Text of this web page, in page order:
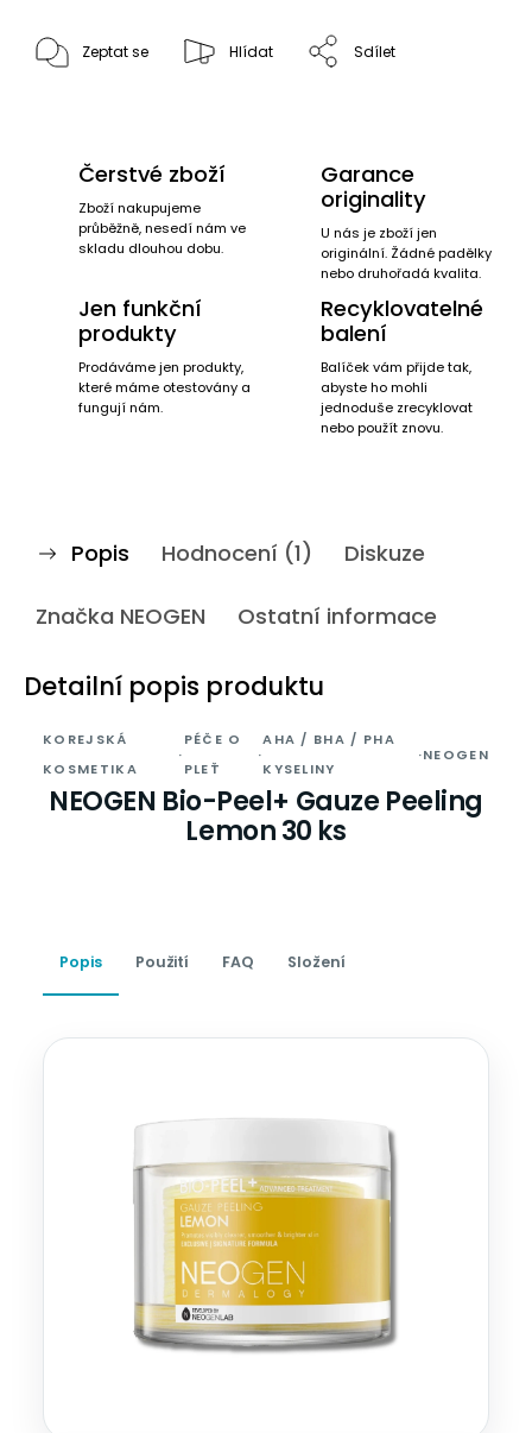
Zeptat se Hlídat Sdílet
Čerstvé zboží
Zboží nakupujeme
průběžně, nesedí nám ve
skladu dlouhou dobu.
Garance
originality
U nás je zboží jen
originální. Žádné padělky
nebo druhořadá kvalita.
Jen funkční
produkty
Prodáváme jen produkty,
které máme otestovány a
fungují nám.
Recyklovatelné
balení
Balíček vám přijde tak,
abyste ho mohli
jednoduše zrecyklovat
nebo použít znovu.
Popis Hodnocení (1) Diskuze
Značka NEOGEN Ostatní informace
Detailní popis produktu
KOREJSKÁ
KOSMETIKA
·
PÉČE O
PLEŤ
·
AHA / BHA / PHA
KYSELINY
·NEOGEN
NEOGEN Bio-Peel+ Gauze Peeling
Lemon 30 ks
Popis Použití FAQ Složení